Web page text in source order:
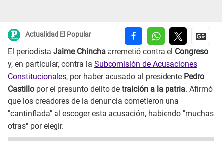
Actualidad El Popular
El periodista Jaime Chincha arremetió contra el Congreso
y, en particular, contra la Subcomisión de Acusaciones
Constitucionales, por haber acusado al presidente Pedro
Castillo por el presunto delito de traición a la patria. Afirmó
que los creadores de la denuncia cometieron una
"cantinflada" al escoger esta acusación, habiendo "muchas
otras" por elegir.